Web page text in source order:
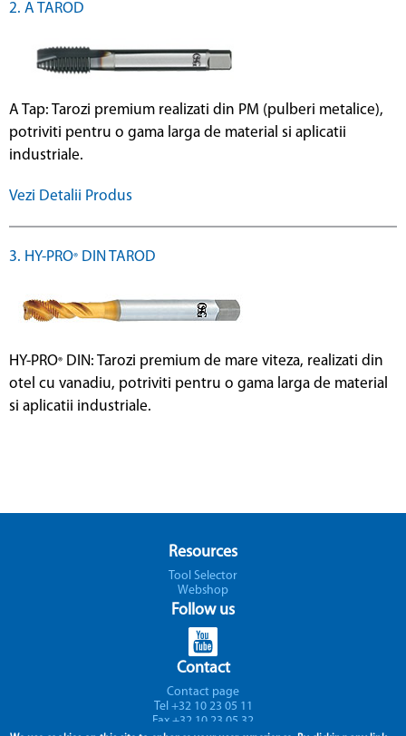
2. A TAROD
A Tap: Tarozi premium realizati din PM (pulberi metalice),
potriviti pentru o gama larga de material si aplicatii
industriale.
Vezi Detalii Produs
3. HY-PRO® DIN TAROD
HY-PRO® DIN: Tarozi premium de mare viteza, realizati din
otel cu vanadiu, potriviti pentru o gama larga de material
si aplicatii industriale.
Resources
Tool Selector
Webshop
Follow us
Contact
Contact page
Tel +32 10 23 05 11
Fax +32 10 23 05 32